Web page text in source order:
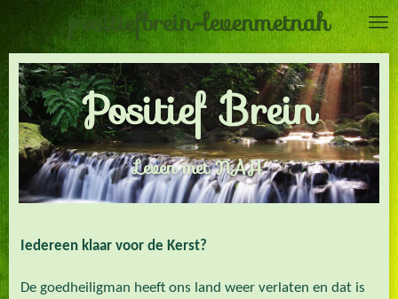
direct
naar
de
hoofdinhoud
positiefbrein-levenmetnah
Positief Brein
Leven met NAH
Iedereen klaar voor de Kerst?
De goedheiligman heeft ons land weer verlaten en dat is